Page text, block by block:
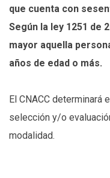
que cuenta con
Según la ley 1251 de
mayor aquella
años de edad o más.
El CNACC determinará
selección y/o
modalidad.